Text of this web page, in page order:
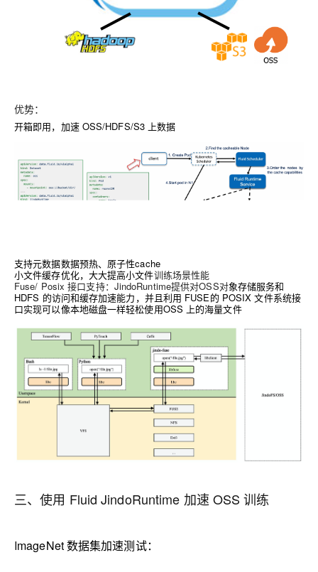
优势：
开箱即用，加速 OSS/HDFS/S3 上数据
支持元数据数据预热、原子性cache
小文件缓存优化，大大提高小文件训练场景性能
Fuse/ Posix 接口支持：JindoRuntime提供对OSS对象存储服务和
HDFS 的访问和缓存加速能力，并且利用 FUSE的 POSIX 文件系统接
口实现可以像本地磁盘一样轻松使用OSS 上的海量文件
三、使用 Fluid JindoRuntime 加速 OSS 训练
ImageNet 数据集加速测试：